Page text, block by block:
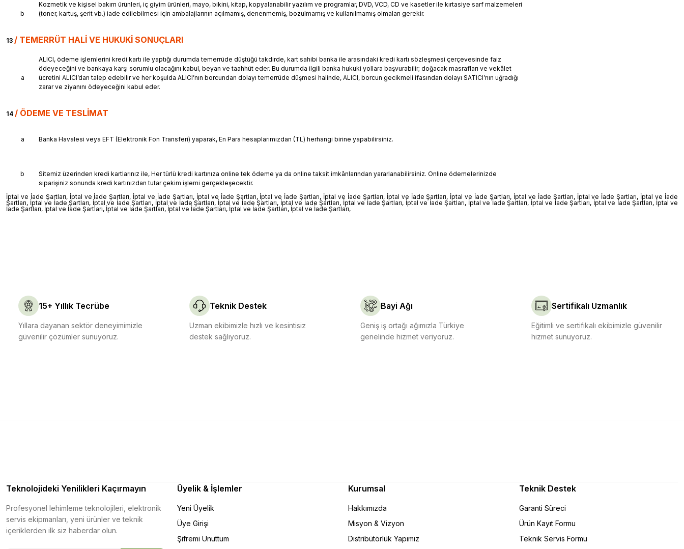
b
Kozmetik ve kişisel bakım ürünleri, iç giyim ürünleri, mayo, bikini, kitap, kopyalanabilir yazılım ve programlar, DVD, VCD, CD ve kasetler ile kırtasiye sarf malzemeleri
(toner, kartuş, şerit vb.) iade edilebilmesi için ambalajlarının açılmamış, denenmemiş, bozulmamış ve kullanılmamış olmaları gerekir.
13 / TEMERRÜT HALİ VE HUKUKİ SONUÇLARI
a
ALICI, ödeme işlemlerini kredi kartı ile yaptığı durumda temerrüde düştüğü takdirde, kart sahibi banka ile arasındaki kredi kartı sözleşmesi çerçevesinde faiz
ödeyeceğini ve bankaya karşı sorumlu olacağını kabul, beyan ve taahhüt eder. Bu durumda ilgili banka hukuki yollara başvurabilir; doğacak masrafları ve vekâlet
ücretini ALICI’dan talep edebilir ve her koşulda ALICI’nın borcundan dolayı temerrüde düşmesi halinde, ALICI, borcun gecikmeli ifasından dolayı SATICI’nın uğradığı
zarar ve ziyanını ödeyeceğini kabul eder.
14 / ÖDEME VE TESLİMAT
a Banka Havalesi veya EFT (Elektronik Fon Transferi) yaparak, En Para hesaplarımızdan (TL) herhangi birine yapabilirsiniz.
b
Sitemiz üzerinden kredi kartlarınız ile, Her türlü kredi kartınıza online tek ödeme ya da online taksit imkânlarından yararlanabilirsiniz. Online ödemelerinizde
siparişiniz sonunda kredi kartınızdan tutar çekim işlemi gerçekleşecektir.
İptal ve İade Şartları, İptal ve İade Şartları, İptal ve İade Şartları, İptal ve İade Şartları, İptal ve İade Şartları, İptal ve İade Şartları, İptal ve İade Şartları, İptal ve İade Şartları, İptal ve İade Şartları, İptal ve İade Şartları, İptal ve İade
Şartları, İptal ve İade Şartları, İptal ve İade Şartları, İptal ve İade Şartları, İptal ve İade Şartları, İptal ve İade Şartları, İptal ve İade Şartları, İptal ve İade Şartları, İptal ve İade Şartları, İptal ve İade Şartları, İptal ve İade Şartları, İptal ve
İade Şartları, İptal ve İade Şartları, İptal ve İade Şartları, İptal ve İade Şartları, İptal ve İade Şartları, İptal ve İade Şartları,
15+ Yıllık Tecrübe
Yıllara dayanan sektör deneyimimizle
güvenilir çözümler sunuyoruz.
Teknik Destek
Uzman ekibimizle hızlı ve kesintisiz
destek sağlıyoruz.
Bayi Ağı
Geniş iş ortağı ağımızla Türkiye
genelinde hizmet veriyoruz.
Sertifikalı Uzmanlık
Eğitimli ve sertifikalı ekibimizle güvenilir
hizmet sunuyoruz.
Teknolojideki Yenilikleri Kaçırmayın
Profesyonel lehimleme teknolojileri, elektronik
servis ekipmanları, yeni ürünler ve teknik
içeriklerden ilk siz haberdar olun.
Üyelik & İşlemler
Yeni Üyelik
Üye Girişi
Şifremi Unuttum
Kurumsal
Hakkımızda
Misyon & Vizyon
Distribütörlük Yapımız
Teknik Destek
Garanti Süreci
Ürün Kayıt Formu
Teknik Servis Formu